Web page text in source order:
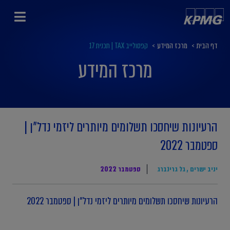
דף הבית > מרכז המידע > קפסולייב TAX | תכנית 17
מרכז המידע
הרעיונות שיחסכו תשלומים מיותרים ליזמי נדל"ן |
ספטמבר 2022
יניב ישרים ,גל גרינברג ספטמבר 2022
הרעיונות שיחסכו תשלומים מיותרים ליזמי נדל"ן | ספטמבר 2022